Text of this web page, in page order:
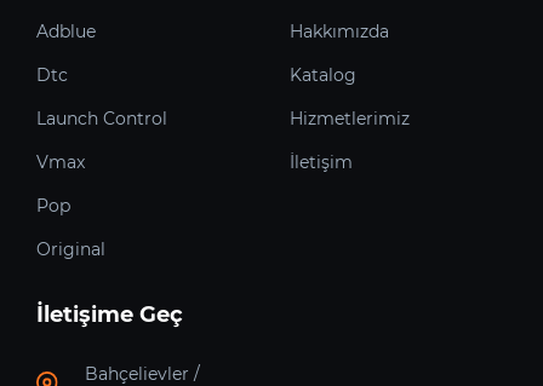
Adblue
Dtc
Launch Control
Vmax
Pop
Original
Hakkımızda
Katalog
Hizmetlerimiz
İletişim
İletişime Geç
Bahçelievler /